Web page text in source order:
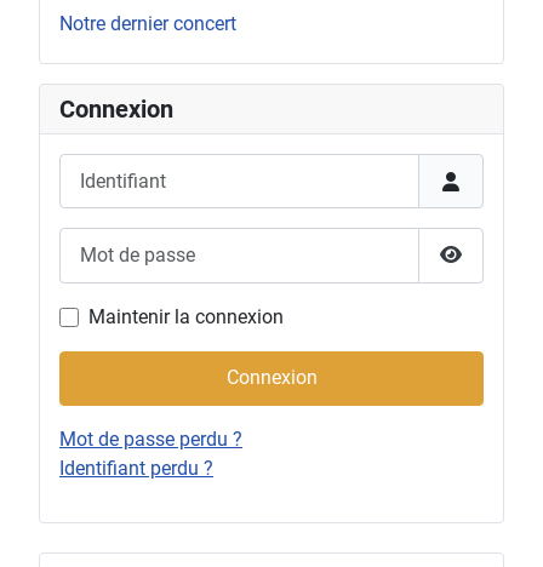
Notre dernier concert
Connexion
Afficher le
Maintenir la connexion
Connexion
Mot de passe perdu ?
Identifiant perdu ?